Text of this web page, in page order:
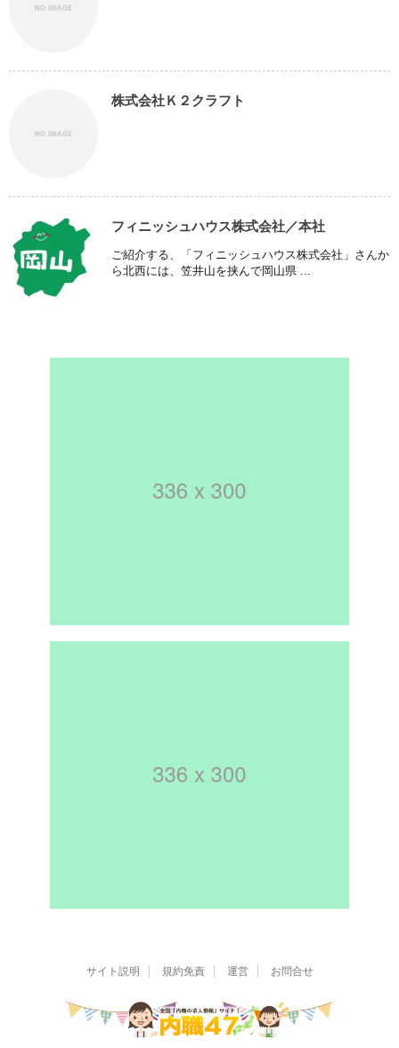
株式会社Ｋ２クラフト
フィニッシュハウス株式会社／本社
ご紹介する、「フィニッシュハウス株式会社」さんか
ら北西には、笠井山を挟んで岡山県 ...
サイト説明 規約免責 運営 お問合せ